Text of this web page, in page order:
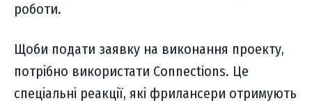
роботи.
Щоби подати заявку на виконання проекту,
потрібно використати Connections. Це
спеціальні реакції, які фрилансери отримують